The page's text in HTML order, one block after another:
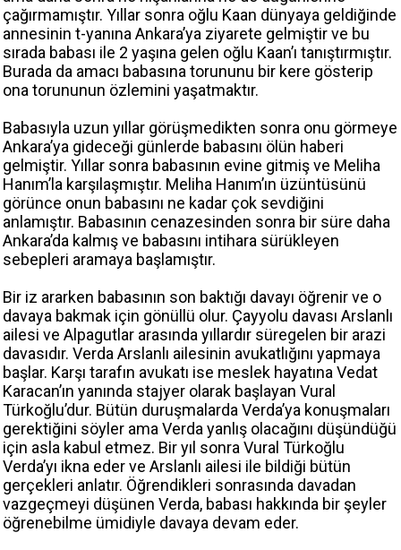
çağırmamıştır. Yıllar sonra oğlu Kaan dünyaya geldiğinde
annesinin t-yanına Ankara’ya ziyarete gelmiştir ve bu
sırada babası ile 2 yaşına gelen oğlu Kaan’ı tanıştırmıştır.
Burada da amacı babasına torununu bir kere gösterip
ona torununun özlemini yaşatmaktır.
Babasıyla uzun yıllar görüşmedikten sonra onu görmeye
Ankara’ya gideceği günlerde babasını ölün haberi
gelmiştir. Yıllar sonra babasının evine gitmiş ve Meliha
Hanım’la karşılaşmıştır. Meliha Hanım’ın üzüntüsünü
görünce onun babasını ne kadar çok sevdiğini
anlamıştır. Babasının cenazesinden sonra bir süre daha
Ankara’da kalmış ve babasını intihara sürükleyen
sebepleri aramaya başlamıştır.
Bir iz ararken babasının son baktığı davayı öğrenir ve o
davaya bakmak için gönüllü olur. Çayyolu davası Arslanlı
ailesi ve Alpagutlar arasında yıllardır süregelen bir arazi
davasıdır. Verda Arslanlı ailesinin avukatlığını yapmaya
başlar. Karşı tarafın avukatı ise meslek hayatına Vedat
Karacan’ın yanında stajyer olarak başlayan Vural
Türkoğlu’dur. Bütün duruşmalarda Verda’ya konuşmaları
gerektiğini söyler ama Verda yanlış olacağını düşündüğü
için asla kabul etmez. Bir yıl sonra Vural Türkoğlu
Verda’yı ikna eder ve Arslanlı ailesi ile bildiği bütün
gerçekleri anlatır. Öğrendikleri sonrasında davadan
vazgeçmeyi düşünen Verda, babası hakkında bir şeyler
öğrenebilme ümidiyle davaya devam eder.